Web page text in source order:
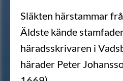
Släkten härstammar
Äldste kände
häradsskrivaren i
härader Peter